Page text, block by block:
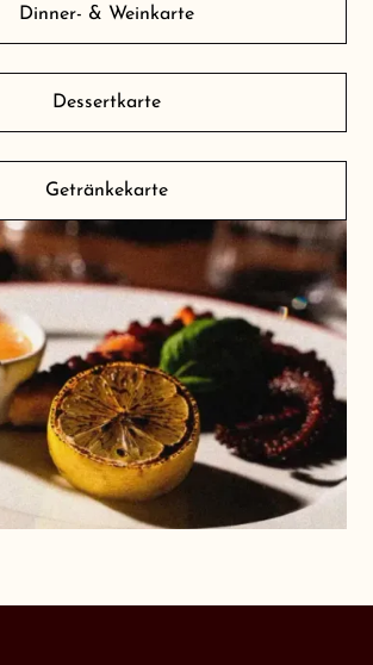
Dinner- & Weinkarte
Dessertkarte
Getränkekarte